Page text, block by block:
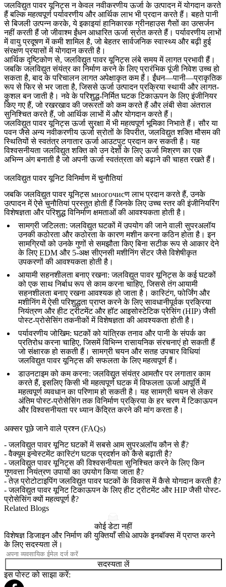
जलविद्युत पावर यूनिट्स न केवल नवीकरणीय ऊर्जा के उत्पादन में योगदान करते
हैं बल्कि महत्वपूर्ण पर्यावरणीय और आर्थिक लाभ भी प्रदान करते हैं। बहते पानी
से बिजली उत्पन्न करके, ये इकाइयां हानिकारक ग्रीनहाउस गैसों का उत्सर्जन
नहीं करती हैं जो जीवाश्म ईंधन आधारित ऊर्जा स्रोत करते हैं। पर्यावरणीय लाभों
में वायु प्रदूषण में कमी शामिल है, जो बेहतर सार्वजनिक स्वास्थ्य और बढ़ी हुई
संरक्षण प्रयासों में योगदान करती है।
आर्थिक दृष्टिकोण से, जलविद्युत पावर यूनिट्स लंबे समय में लागत प्रभावी हैं।
जबकि जलविद्युत संयंत्र का निर्माण करने के लिए प्रारंभिक पूंजी निवेश उच्च हो
सकता है, बाद के परिचालन लागत अपेक्षाकृत कम हैं। ईंधन—पानी—प्राकृतिक
रूप से फिर से भर जाता है, जिससे ऊर्जा उत्पादन प्रक्रिया स्थायी और लागत-
कुशल बन जाती है। नवे के परिशुद्ध-निर्मित घटक टिकाऊपन के लिए इंजीनियर
किए गए हैं, जो रखरखाव की जरूरतों को कम करते हैं और लंबी सेवा अंतराल
सुनिश्चित करते हैं, जो आर्थिक लाभों में और योगदान करते हैं।
जलविद्युत पावर यूनिट्स ऊर्जा सुरक्षा में भी महत्वपूर्ण भूमिका निभाते हैं। सौर या
पवन जैसे अन्य नवीकरणीय ऊर्जा स्रोतों के विपरीत, जलविद्युत शक्ति मौसम की
स्थितियों से स्वतंत्र लगातार ऊर्जा आउटपुट प्रदान कर सकती है। यह
विश्वसनीयता जलविद्युत शक्ति को उन देशों के लिए ऊर्जा मिश्रण का एक
अभिन्न अंग बनाती है जो अपनी ऊर्जा स्वतंत्रता को बढ़ाने की चाहत रखते हैं।
जलविद्युत पावर यूनिट विनिर्माण में चुनौतियां
जबकि जलविद्युत पावर यूनिट्स многочисण लाभ प्रदान करते हैं, उनके
उत्पादन में ऐसे चुनौतियां प्रस्तुत होती हैं जिनके लिए उच्च स्तर की इंजीनियरिंग
विशेषज्ञता और परिशुद्ध विनिर्माण क्षमताओं की आवश्यकता होती है।
सामग्री जटिलता: जलविद्युत घटकों में उपयोग की जाने वाली सुपरअलॉय
उनकी कठोरता और कठोरता के कारण मशीन करना कठिन होता है। इन
सामग्रियों को उनके गुणों से समझौता किए बिना सटीक रूप से आकार देने
के लिए EDM और 5-अक्ष सीएनसी मशीनिंग सेंटर जैसे विशेषीकृत
उपकरणों की आवश्यकता होती है।
आयामी सहनशीलता बनाए रखना: जलविद्युत पावर यूनिट्स के कई घटकों
को एक साथ निर्बाध रूप से काम करना चाहिए, जिससे तंग आयामी
सहनशीलता बनाए रखना आवश्यक हो जाता है। कास्टिंग, फोर्जिंग और
मशीनिंग में ऐसी परिशुद्धता प्राप्त करने के लिए सावधानीपूर्वक प्रक्रिया
नियंत्रण और हीट ट्रीटमेंट और हॉट आइसोस्टेटिक प्रेसिंग (HIP) जैसी
पोस्ट-प्रोसेसिंग तकनीकों में विशेषज्ञता की आवश्यकता होती है।
पर्यावरणीय जोखिम: घटकों को यांत्रिक तनाव और पानी के संपर्क का
प्रतिरोध करना चाहिए, जिसमें विभिन्न रासायनिक संरचनाएं हो सकती हैं
जो संक्षारक हो सकती हैं। सामग्री चयन और सतह उपचार विधियां
जलविद्युत पावर यूनिट्स की सफलता के लिए महत्वपूर्ण हैं।
डाउनटाइम को कम करना: जलविद्युत संयंत्र आमतौर पर लगातार काम
करते हैं, इसलिए किसी भी महत्वपूर्ण घटक में विफलता ऊर्जा आपूर्ति में
महत्वपूर्ण व्यवधान का परिणाम हो सकती है। यह सामग्री चयन से लेकर
अंतिम पोस्ट-प्रोसेसिंग तक विनिर्माण प्रक्रिया के हर चरण में टिकाऊपन
और विश्वसनीयता पर ध्यान केंद्रित करने की मांग करता है।
अक्सर पूछे जाने वाले प्रश्न (FAQs)
-जलविद्युत पावर यूनिट घटकों में सबसे आम सुपरअलॉय कौन से हैं?
-वैक्यूम इन्वेस्टमेंट कास्टिंग घटक प्रदर्शन को कैसे बढ़ाती है?
-जलविद्युत पावर यूनिट्स की विश्वसनीयता सुनिश्चित करने के लिए किन
गुणवत्ता नियंत्रण उपायों का उपयोग किया जाता है?
-तेज़ प्रोटोटाइपिंग जलविद्युत पावर घटकों के विकास में कैसे योगदान करती है?
-जलविद्युत पावर यूनिट टिकाऊपन के लिए हीट ट्रीटमेंट और HIP जैसी पोस्ट-
प्रोसेसिंग क्यों महत्वपूर्ण है?
Related Blogs
कोई डेटा नहीं
विशेषज्ञ डिजाइन और निर्माण की युक्तियाँ सीधे आपके इनबॉक्स में प्राप्त करने
के लिए सदस्यता लें।
सदस्यता लें
इस पोस्ट को साझा करें: